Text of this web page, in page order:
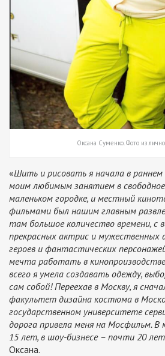
Оксана Суменко. Фото из
«Шить и рисовать я начала в
моим любимым занятием в свободное
маленьком городке, и местный
фильмами был нашим главным
там большое количество времени, с
прекрасных актрис и мужественных
героев и фантастических
мечта работать в
всего я умела создавать одежду,
сам собой! Переехав в Москву, я
факультет дизайна костюма в
государственном университете
дорога привела меня на Мосфильм. В
15 лет, в шоу-бизнесе – почти 20 лет
Оксана.